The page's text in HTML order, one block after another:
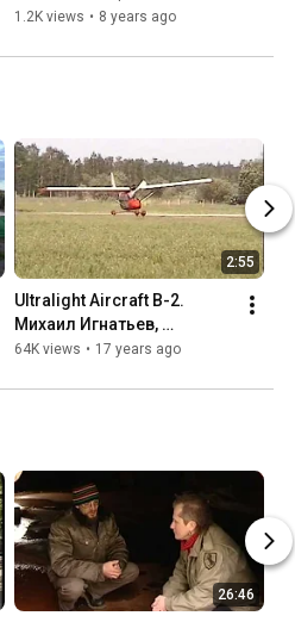
Пробная аранжировка
1.2K views • 8 years ago
2:55
Ultralight Aircraft B-2.
Михаил Игнатьев,
авиастроитель из Санкт-
64K views • 17 years ago
26:46